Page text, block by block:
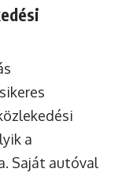
a
Saját autóval